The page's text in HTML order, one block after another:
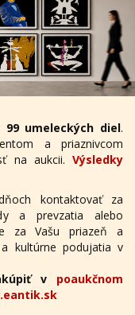
99 umeleckých diel.
a priaznivcom
na aukcii. Výsledky
kontaktovať za
a prevzatia alebo
za Vašu priazeň a
kultúrne podujatia v
v poaukčnom